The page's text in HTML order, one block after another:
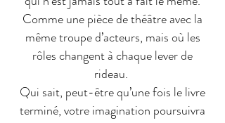
Comme une pièce de théâtre avec la
même troupe d’acteurs, mais où les
rôles changent à chaque lever de
rideau.
Qui sait, peut-être qu’une fois le livre
terminé, votre imagination poursuivra